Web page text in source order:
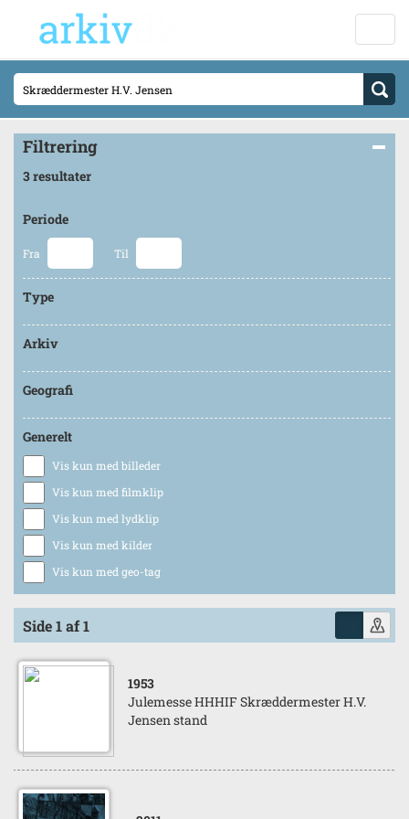
Filtrering
3 resultater
Periode
Fra Til
Type
Arkiv
Geografi
Generelt
Vis kun med billeder
Vis kun med filmklip
Vis kun med lydklip
Vis kun med kilder
Vis kun med geo-tag
Side 1 af 1
1953
Julemesse HHHIF Skræddermester H.V.
Jensen stand